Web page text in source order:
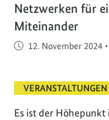
Netzwerken für
Miteinander
Veröffentlicht am
12. November 2024 •
VERANSTALTUNGEN
Es ist der